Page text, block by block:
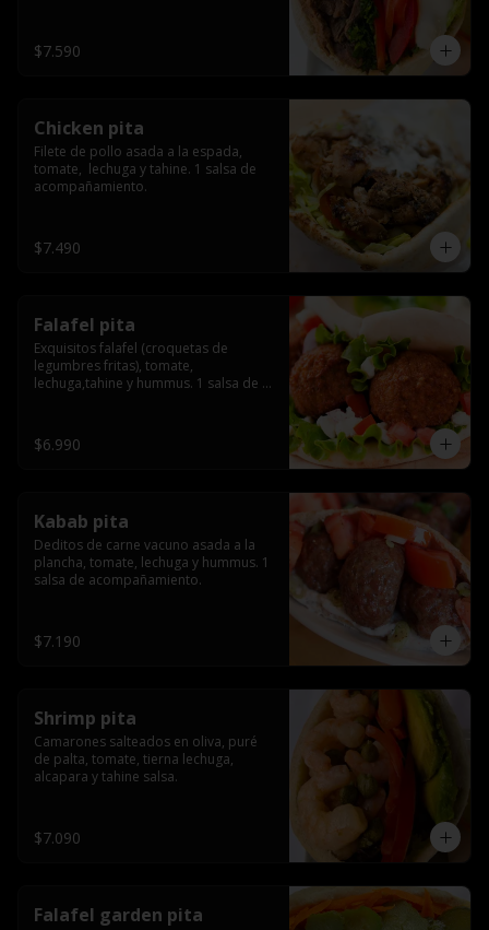
$7.590
Chicken pita
Filete de pollo asada a la espada,
tomate,  lechuga y tahine. 1 salsa de
acompañamiento.
$7.490
Falafel pita
Exquisitos falafel (croquetas de
legumbres fritas), tomate,
lechuga,tahine y hummus. 1 salsa de
$6.990
Kabab pita
Deditos de carne vacuno asada a la
plancha, tomate, lechuga y hummus. 1
salsa de acompañamiento.
$7.190
Shrimp pita
Camarones salteados en oliva, puré
de palta, tomate, tierna lechuga,
alcapara y tahine salsa.
$7.090
Falafel garden pita